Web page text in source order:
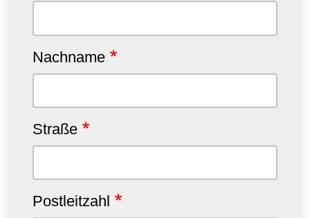
Nachname
Straße
Postleitzahl